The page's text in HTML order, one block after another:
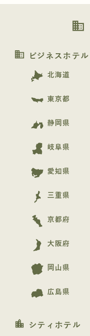
business
business ビジネスホテル
北海道
東京都
静岡県
岐阜県
愛知県
三重県
京都府
大阪府
岡山県
広島県
location_city シティホテル